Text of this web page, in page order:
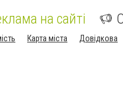
на сайті
Карта міста Довідкова